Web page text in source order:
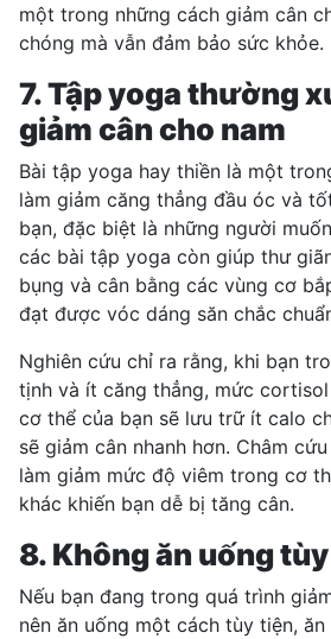
một trong những cách giảm cân
chóng mà vẫn đảm bảo sức khỏe.
7. Tập yoga thường
giảm cân cho nam
Bài tập yoga hay thiền là một
làm giảm căng thẳng đầu óc và
bạn, đặc biệt là những người
các bài tập yoga còn giúp thư
bụng và cân bằng các vùng cơ
đạt được vóc dáng săn chắc
Nghiên cứu chỉ ra rằng, khi bạn
tịnh và ít căng thẳng, mức
cơ thể của bạn sẽ lưu trữ ít calo
sẽ giảm cân nhanh hơn. Châm
làm giảm mức độ viêm trong cơ
khác khiến bạn dễ bị tăng cân.
8. Không ăn uống
Nếu bạn đang trong quá trình
nên ăn uống một cách tùy tiện,